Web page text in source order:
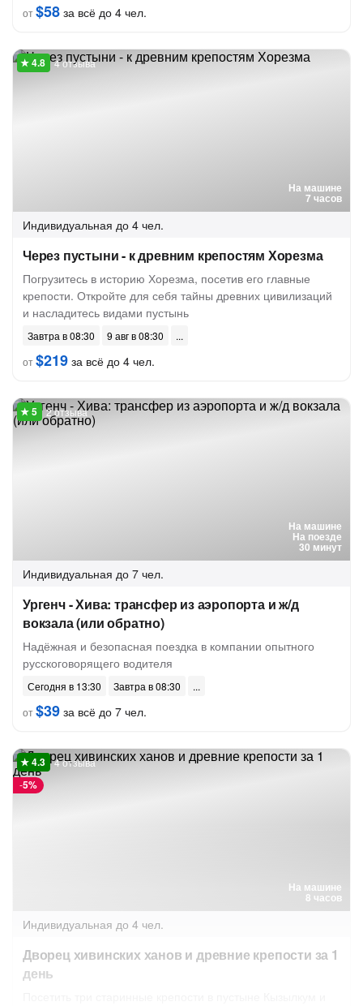
от$58 за всё до 4 чел.
На машине
7 часов
4 отзыва
Индивидуальная до 4 чел.
Через пустыни - к древним крепостям Хорезма
Погрузитесь в историю Хорезма, посетив его главные
крепости. Откройте для себя тайны древних цивилизаций
и насладитесь видами пустынь
Завтра в 08:30
9 авг в 08:30
от$219 за всё до 4 чел.
На машине
На поезде
30 минут
2 отзыва
Индивидуальная до 7 чел.
Ургенч - Хива: трансфер из аэропорта и ж/д
вокзала (или обратно)
Надёжная и безопасная поездка в компании опытного
русскоговорящего водителя
Сегодня в 13:30
Завтра в 08:30
от$39 за всё до 7 чел.
На машине
8 часов
-5%
4 отзыва
Индивидуальная до 4 чел.
Дворец хивинских ханов и древние крепости за 1
день